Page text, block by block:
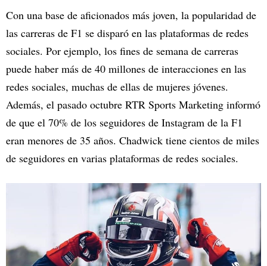
Con una base de aficionados más joven, la popularidad de
las carreras de F1 se disparó en las plataformas de redes
sociales. Por ejemplo, los fines de semana de carreras
puede haber más de 40 millones de interacciones en las
redes sociales, muchas de ellas de mujeres jóvenes.
Además, el pasado octubre RTR Sports Marketing informó
de que el 70% de los seguidores de Instagram de la F1
eran menores de 35 años. Chadwick tiene cientos de miles
de seguidores en varias plataformas de redes sociales.